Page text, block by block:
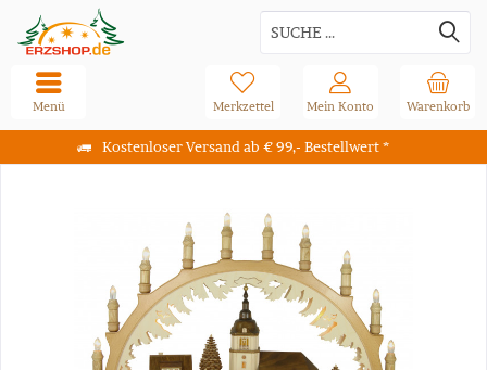
Kostenloser Versand ab € 99,- Bestellwert *
Warenkorb
Merkzettel Mein Konto
Menü